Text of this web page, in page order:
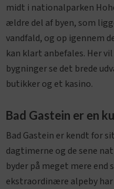
midt i nationalparken
ældre del af byen, som
vandfald, og op igennem
kan klart anbefales. Her
bygninger se det brede
butikker og et kasino.
Bad Gastein er en
Bad Gastein er kendt for
dagtimerne og de sene
byder på meget mere
ekstraordinære alpeby